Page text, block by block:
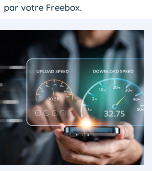
par votre Freebox.